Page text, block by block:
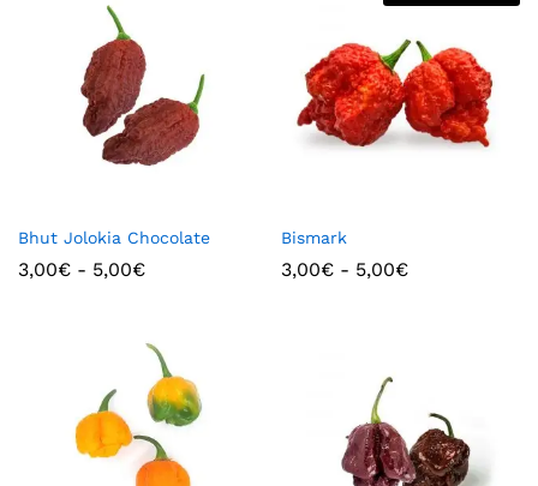
Bhut Jolokia Chocolate
3,00€ - 5,00€
Bismark
3,00€ - 5,00€